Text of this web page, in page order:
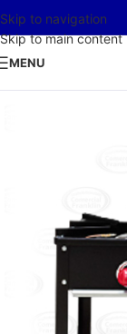
Skip to navigation
Skip to main content
MENU